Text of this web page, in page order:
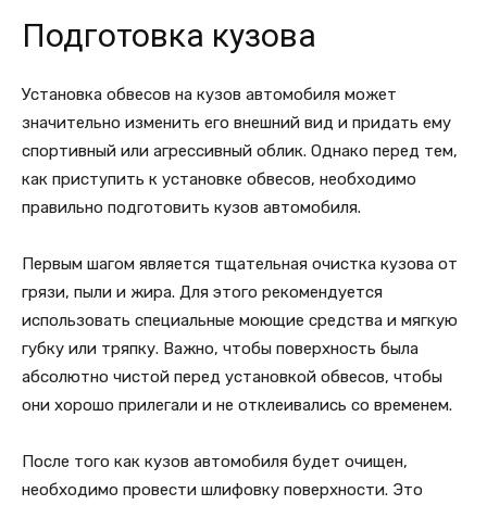
Подготовка кузова
Установка обвесов на кузов автомобиля может
значительно изменить его внешний вид и придать ему
спортивный или агрессивный облик. Однако перед тем,
как приступить к установке обвесов, необходимо
правильно подготовить кузов автомобиля.
Первым шагом является тщательная очистка кузова от
грязи, пыли и жира. Для этого рекомендуется
использовать специальные моющие средства и мягкую
губку или тряпку. Важно, чтобы поверхность была
абсолютно чистой перед установкой обвесов, чтобы
они хорошо прилегали и не отклеивались со временем.
После того как кузов автомобиля будет очищен,
необходимо провести шлифовку поверхности. Это